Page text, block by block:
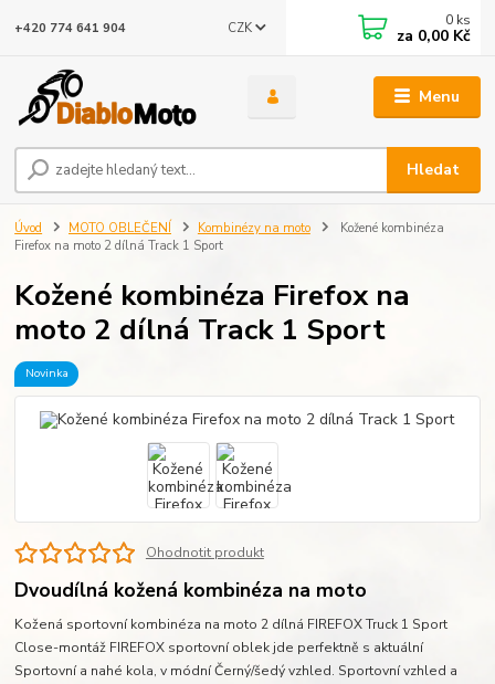
Menu
CZK
Hledat
+420 774 641 904 0 ks
za 0,00 Kč
Úvod MOTO OBLEČENÍ Kombinézy na moto
Kožené kombinéza
Firefox na moto 2 dílná Track 1 Sport
Kožené kombinéza Firefox na
moto 2 dílná Track 1 Sport
Novinka
Ohodnotit produkt
Dvoudílná kožená kombinéza na moto
Kožená sportovní kombinéza na moto 2 dílná FIREFOX Truck 1 Sport
Close-montáž FIREFOX sportovní oblek jde perfektně s aktuální
Sportovní a nahé kola, v módní Černý/šedý vzhled. Sportovní vzhled a